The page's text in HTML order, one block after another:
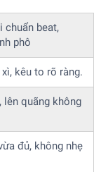
chuẩn beat,
phô
xì, kêu to rõ ràng.
lên quãng không
đủ, không nhẹ